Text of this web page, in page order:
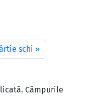
schi
Câmpurile